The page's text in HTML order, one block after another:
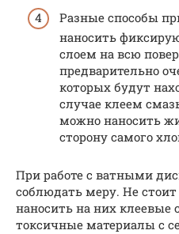
Разные способы
наносить
слоем на всю
предварительно
которых будут
случае клеем
можно наносить
сторону самого
При работе с ватными
соблюдать меру. Не
наносить на них клеевые
токсичные материалы с